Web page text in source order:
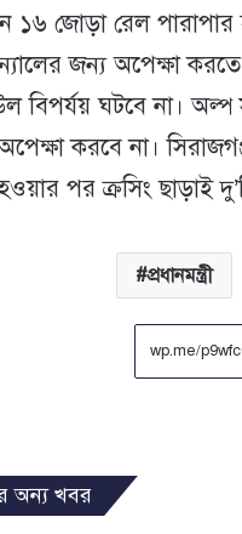
১৬ জোড়া রেল
জন্য অপেক্ষা
বিপর্যয় ঘটবে না।
অপেক্ষা করবে না।
পর ক্রসিং ছাড়াই
প্রধানমন্ত্রী
অন্য খবর